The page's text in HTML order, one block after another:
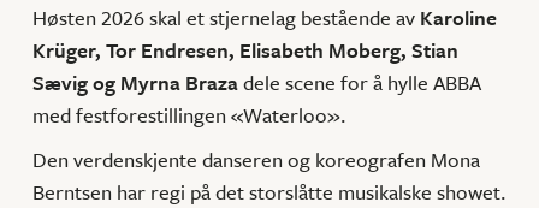
Høsten 2026 skal et stjernelag bestående av Karoline
Krüger, Tor Endresen, Elisabeth Moberg, Stian
Sævig og Myrna Brazadele scene for å hylle ABBA
med festforestillingen «Waterloo».
Den verdenskjente danseren og koreografen Mona
Berntsen har regi på det storslåtte musikalske showet.